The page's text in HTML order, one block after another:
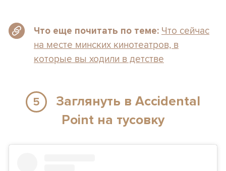
Что еще почитать по теме: Что сейчас
на месте минских кинотеатров, в
которые вы ходили в детстве
5
Заглянуть в Accidental
Point на тусовку